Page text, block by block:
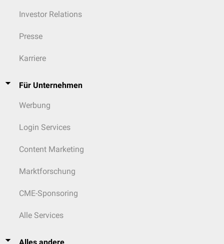
Investor Relations
Presse
Karriere
Für Unternehmen
Werbung
Login Services
Content Marketing
Marktforschung
CME-Sponsoring
Alle Services